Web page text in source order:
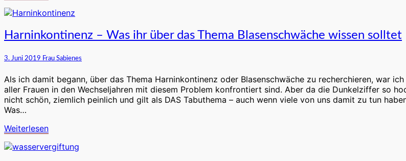
Harninkontinenz
–
Was
ihr
das
Thema
Blasenschwäche
wissen
solltet
Harninkontinenz – Was ihr über das Thema Blasenschwäche wissen solltet
3. Juni 2019 Frau Sabienes
Als ich damit begann, über das Thema Harninkontinenz oder Blasenschwäche zu recherchieren, war
aller Frauen in den Wechseljahren mit diesem Problem konfrontiert sind. Aber da die Dunkelziffer so
nicht schön, ziemlich peinlich und gilt als DAS Tabuthema – auch wenn viele von uns damit zu tun
Was…
WeiterlesenWeiterlesen